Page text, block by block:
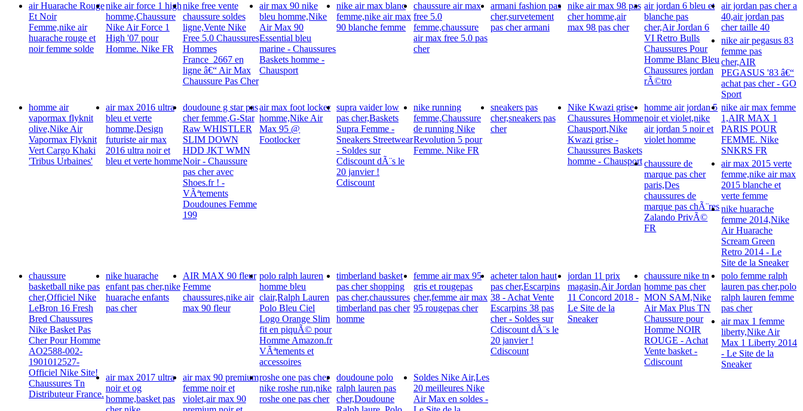
air Huarache Rouge
Et Noir
Femme,nike air
huarache rouge et
noir femme solde
nike air force 1 high
homme,Chaussure
Nike Air Force 1
High '07 pour
Homme. Nike FR
nike free vente
chaussure soldes
ligne,Vente Nike
Free 5.0 Chaussures
Hommes
France_2667 en
ligne â€“ Air Max
Chaussure Pas Cher
air max 90 nike
bleu homme,Nike
Air Max 90
Essential bleu
marine - Chaussures
Baskets homme -
Chausport
nike air max blanc
femme,nike air max
90 blanche femme
chaussure air max
free 5.0
femme,chaussure
air max free 5.0 pas
cher
armani fashion pas
cher,survetement
pas cher armani
nike air max 98 pas
cher homme,air
max 98 pas cher
air jordan 6 bleu et
blanche pas
cher,Air Jordan 6
VI Retro Bulls
Chaussures Pour
Homme Blanc Bleu
Chaussures jordan
rÃ©tro
air jordan pas cher a
40,air jordan pas
cher taille 40
nike air pegasus 83
femme pas
cher,AIR
PEGASUS '83 â€“
achat pas cher - GO
Sport
homme air
vapormax flyknit
olive,Nike Air
Vapormax Flyknit
Vert Cargo Khaki
'Tribus Urbaines'
air max 2016 ultra
bleu et verte
homme,Design
futuriste air max
2016 ultra noir et
bleu et verte homme
doudoune g star pas
cher femme,G-Star
Raw WHISTLER
SLIM DOWN
HDD JKT WMN
Noir - Chaussure
pas cher avec
Shoes.fr ! -
VÃªtements
Doudounes Femme
199
air max foot locker
homme,Nike Air
Max 95 @
Footlocker
supra vaider low
pas cher,Baskets
Supra Femme -
Sneakers Streetwear
- Soldes sur
Cdiscount dÃ¨s le
20 janvier !
Cdiscount
nike running
femme,Chaussure
de running Nike
Revolution 5 pour
Femme. Nike FR
sneakers pas
cher,sneakers pas
cher
Nike Kwazi grise
Chaussures Homme
Chausport,Nike
Kwazi grise -
Chaussures Baskets
homme - Chausport
homme air jordan 5
noir et violet,nike
air jordan 5 noir et
violet homme
nike air max femme
1,AIR MAX 1
PARIS POUR
FEMME. Nike
SNKRS FR
chaussure de
marque pas cher
paris,Des
chaussures de
marque pas chÃ¨res
Zalando PrivÃ©
FR
air max 2015 verte
femme,nike air max
2015 blanche et
verte femme
nike huarache
femme 2014,Nike
Air Huarache
Scream Green
Retro 2014 - Le
Site de la Sneaker
chaussure
basketball nike pas
cher,Officiel Nike
LeBron 16 Fresh
Bred Chaussures
Nike Basket Pas
Cher Pour Homme
AO2588-002-
1901012527-
Officiel Nike Site!
Chaussures Tn
Distributeur France.
nike huarache
enfant pas cher,nike
huarache enfants
pas cher
AIR MAX 90 fleur
Femme
chaussures,nike air
max 90 fleur
polo ralph lauren
homme bleu
clair,Ralph Lauren
Polo Bleu Ciel
Logo Orange Slim
fit en piquÃ© pour
Homme Amazon.fr
VÃªtements et
accessoires
timberland basket
pas cher shopping
pas cher,chaussures
timberland pas cher
homme
femme air max 95
gris et rougepas
cher,femme air max
95 rougepas cher
acheter talon haut
pas cher,Escarpins
38 - Achat Vente
Escarpins 38 pas
cher - Soldes sur
Cdiscount dÃ¨s le
20 janvier !
Cdiscount
jordan 11 prix
magasin,Air Jordan
11 Concord 2018 -
Le Site de la
Sneaker
chaussure nike tn
homme pas cher
MON SAM,Nike
Air Max Plus TN
Chaussure pour
Homme NOIR
ROUGE - Achat
Vente basket -
Cdiscount
polo femme ralph
lauren pas cher,polo
ralph lauren femme
pas cher
air max 1 femme
liberty,Nike Air
Max 1 Liberty 2014
- Le Site de la
Sneaker
air max 2017 ultra
noir et og
homme,basket pas
air max 90 premium
femme noir et
violet,air max 90
roshe one pas cher
nike roshe run,nike
roshe one pas cher
doudoune polo
ralph lauren pas
cher,Doudoune
Soldes Nike Air,Les
20 meilleures Nike
Air Max en soldes -